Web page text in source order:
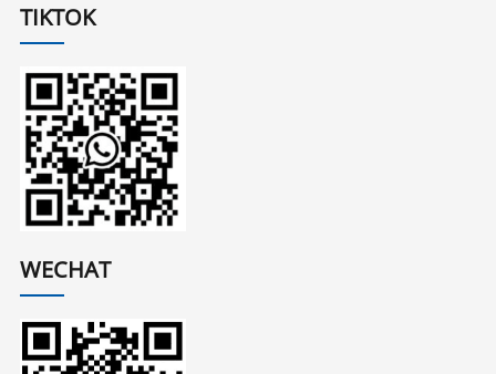
TIKTOK
WECHAT